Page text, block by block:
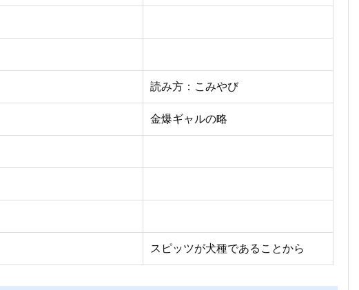
読み方：こみやび
金爆ギャルの略
スピッツが犬種であることから